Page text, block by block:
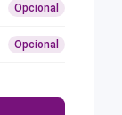
Opcional
Opcional